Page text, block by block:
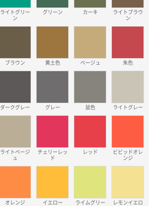
ライトグリー
ン
グリーン カーキ
ライトブラウ
ン
ブラウン 黄土色 ベージュ 朱色
ダークグレー グレー 鼠色 ライトグレー
ライトベージ
ュ
チェリーレッ
ド
レッド
ビビッドオレ
ンジ
オレンジ イエロー
ライムグリー
レモンイエロ